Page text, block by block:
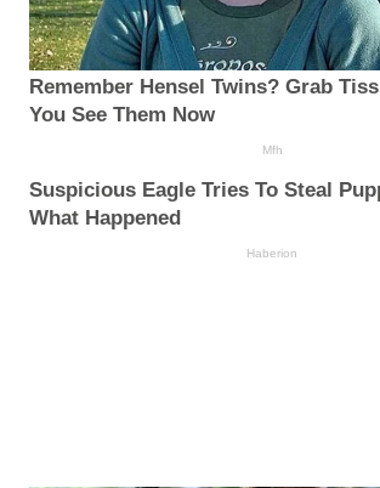
Remember Hensel Twins? Grab
You See Them Now
Mfh
Suspicious Eagle Tries To Steal
What Happened
Haberion